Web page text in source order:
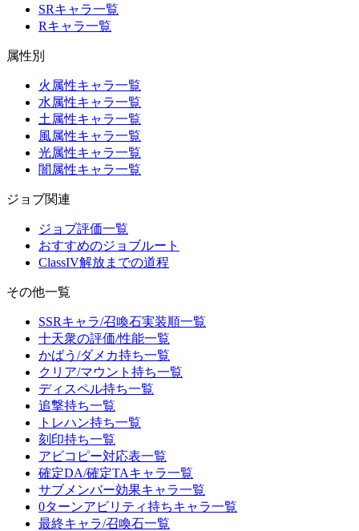
SRキャラ一覧
Rキャラ一覧
属性別
火属性キャラ一覧
水属性キャラ一覧
土属性キャラ一覧
風属性キャラ一覧
光属性キャラ一覧
闇属性キャラ一覧
ジョブ関連
ジョブ評価一覧
おすすめのジョブルート
ClassIV解放までの道程
その他一覧
SSRキャラ/召喚石実装順一覧
十天衆の評価/性能一覧
かばう/ダメカ持ち一覧
クリア/マウント持ち一覧
ディスペル持ち一覧
追撃持ち一覧
トレハン持ち一覧
刻印持ち一覧
アビコピー対応表一覧
確定DA/確定TAキャラ一覧
サブメンバー効果キャラ一覧
0ターンアビリティ持ちキャラ一覧
最終キャラ/召喚石一覧